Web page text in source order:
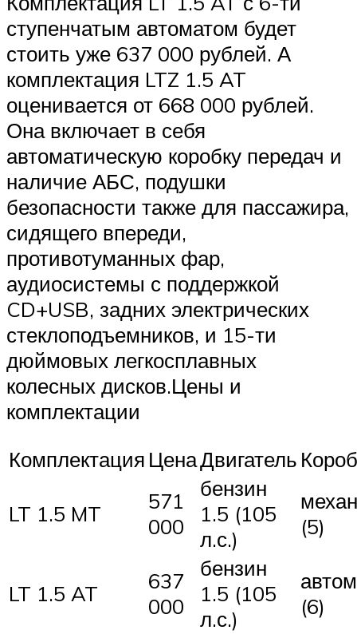
ступенчатым автоматом будет
стоить уже 637 000 рублей. А
комплектация LTZ 1.5 AT
оценивается от 668 000 рублей.
Она включает в себя
автоматическую коробку передач и
наличие АБС, подушки
безопасности также для пассажира,
сидящего впереди,
противотуманных фар,
аудиосистемы с поддержкой
CD+USB, задних электрических
стеклоподъемников, и 15-ти
дюймовых легкосплавных
колесных дисков.Цены и
комплектации
Комплектация ЦенаДвигатель
LT 1.5 MT
571
000
бензин
1.5 (105
л.с.)
(5)
LT 1.5 AT
637
000
бензин
1.5 (105
л.с.)
(6)